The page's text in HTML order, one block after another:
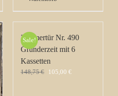
Sale!
Zimmertür Nr. 490
Gründerzeit mit 6
Kassetten
148,75€ Ursprünglicher
105,00 €